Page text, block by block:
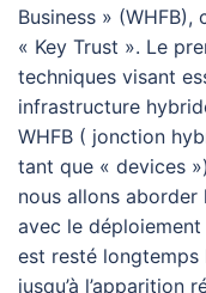
Business »
« Key Trust ». Le
techniques visant
infrastructure
WHFB ( jonction
tant que « devices
nous allons aborder
avec le
est resté longtemps
jusqu’à l’apparition